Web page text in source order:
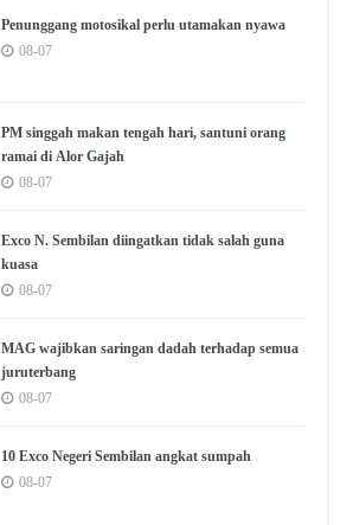
Penunggang motosikal perlu utamakan nyawa
08-07
PM singgah makan tengah hari, santuni orang
ramai di Alor Gajah
08-07
Exco N. Sembilan diingatkan tidak salah guna
kuasa
08-07
MAG wajibkan saringan dadah terhadap semua
juruterbang
08-07
10 Exco Negeri Sembilan angkat sumpah
08-07